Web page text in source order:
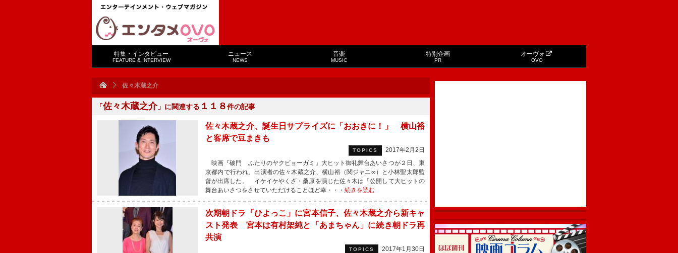
特集・インタビュー
FEATURE & INTERVIEW
ニュース
NEWS
音楽
MUSIC
特別企画
PR
オーヴォ
OVO
佐々木蔵之介
「佐々木蔵之介」に関連する １１８件の記事
佐々木蔵之介、誕生日サプライズに「おおきに！」 横山裕
と客席で豆まきも
TOPICS
2017年2月2日
映画『破門 ふたりのヤクビョーガミ』大ヒット御礼舞台あいさつが２日、東
京都内で行われ、出演者の佐々木蔵之介、横山裕（関ジャニ∞）と小林聖太郎監
督が出席した。 イケイケやくざ・桑原を演じた佐々木は「公開して大ヒットの
舞台あいさつをさせていただけることほど幸・・・ 続きを読む
次期朝ドラ「ひよっこ」に宮本信子、佐々木蔵之介ら新キャ
スト発表 宮本は有村架純と「あまちゃん」に続き朝ドラ再
共演
TOPICS
2017年1月30日